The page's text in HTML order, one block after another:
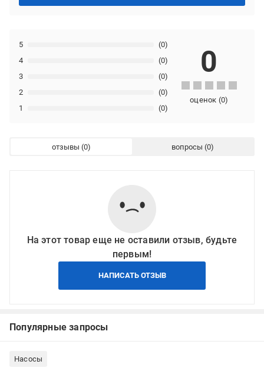
1 (0)
2 (0)
3 (0)
4 (0)
5 (0)
0
оценок (0)
отзывы вопросы
На этот товар еще не оставили отзыв, будьте
первым!
НАПИСАТЬ ОТЗЫВ
Популярные запросы
Насосы